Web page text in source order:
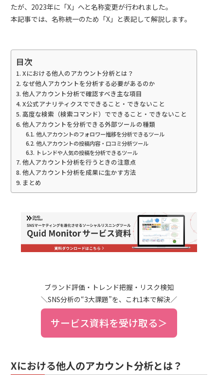
たが、2023年に「X」へと名称変更が行われました。
本記事では、名称統一のため「X」と表記して解説します。
目次
Xにおける他人のアカウント分析とは？
なぜ他人アカウントを分析する必要があるのか
他人アカウント分析で確認すべき主な項目
X公式アナリティクスでできること・できないこと
高度な検索（検索コマンド）でできること・できないこと
他人アカウントを分析できる外部ツールの種類
他人アカウントのフォロワー推移を分析できるツール
他人アカウントの投稿内容・口コミ分析ツール
トレンドや人気の投稿を分析できるツール
他人アカウント分析を行うときの注意点
他人アカウント分析を成果に生かす方法
まとめ
ブランド評価・トレンド把握・リスク検知
＼SNS分析の“3大課題”を、これ1本で解決／
サービス資料を受け取る＞
Xにおける他人のアカウント分析とは？